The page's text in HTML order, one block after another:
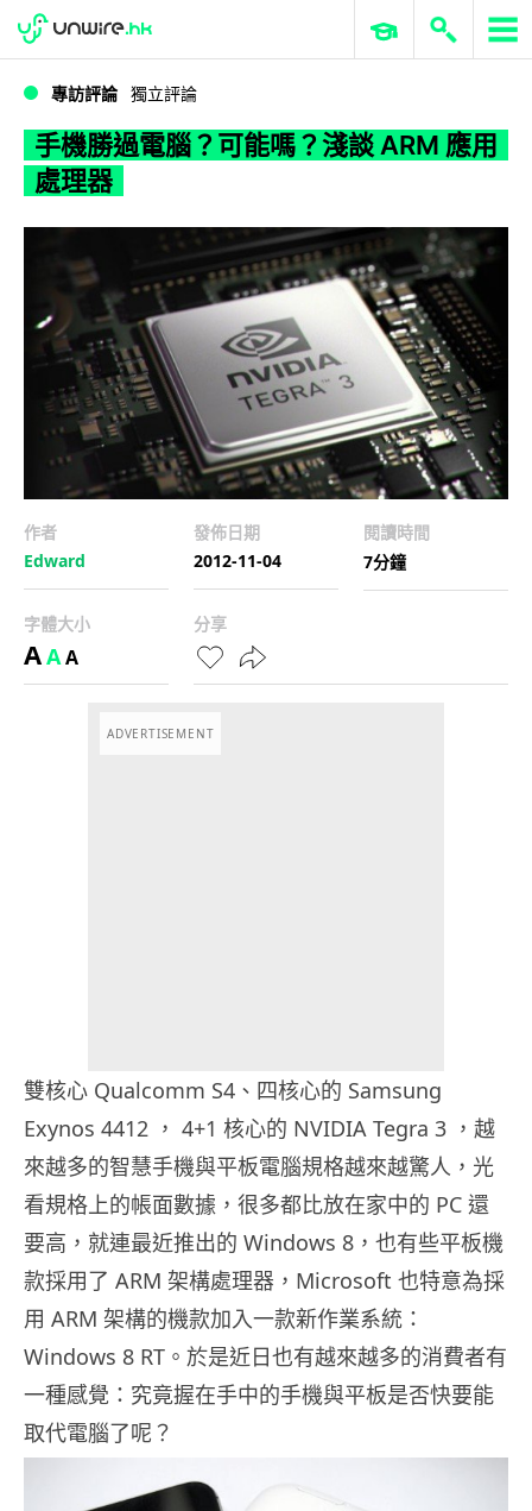
WWDC 2026 ERP 與商業 AI
專訪評論 獨立評論
手機勝過電腦？可能嗎？淺談 ARM 應用
處理器
作者
Edward
發佈日期
2012-11-04
閱讀時間
7分鐘
字體大小
AAA
分享
ADVERTISEMENT
雙核心 Qualcomm S4、四核心的 Samsung
Exynos 4412 ， 4+1 核心的 NVIDIA Tegra 3 ，越
來越多的智慧手機與平板電腦規格越來越驚人，光
看規格上的帳面數據，很多都比放在家中的 PC 還
要高，就連最近推出的 Windows 8，也有些平板機
款採用了 ARM 架構處理器，Microsoft 也特意為採
用 ARM 架構的機款加入一款新作業系統：
Windows 8 RT。於是近日也有越來越多的消費者有
一種感覺：究竟握在手中的手機與平板是否快要能
取代電腦了呢？